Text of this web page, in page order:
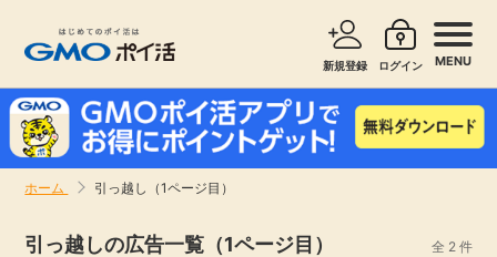
新規登録 ログイン MENU
ホーム 引っ越し（1ページ目）
サービスで探す ショッピングで探す
旅行・レンタカー
引っ越しの広告一覧（1ページ目） 全 2 件